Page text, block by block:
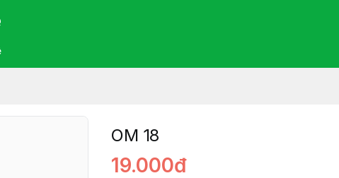
OM 18
19.000đ